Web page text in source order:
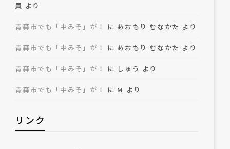
員 より
青森市でも「中みそ」が！ に あおもり むなかた より
青森市でも「中みそ」が！ に あおもり むなかた より
青森市でも「中みそ」が！ に しゅう より
青森市でも「中みそ」が！ に M より
リンク